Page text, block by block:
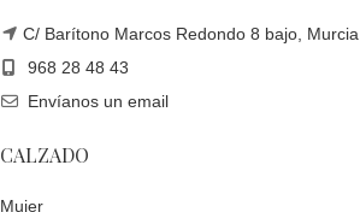
C/ Barítono Marcos Redondo 8 bajo, Murcia
968 28 48 43
Envíanos un email
CALZADO
Mujer